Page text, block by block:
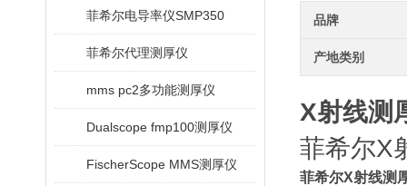
菲希尔电导率仪SMP350
菲希尔代理测厚仪
mms pc2多功能测厚仪
Dualscope fmp100测厚仪
FischerScope MMS测厚仪
品牌
产地类别
X射线测
菲希尔X
菲希尔X射线测